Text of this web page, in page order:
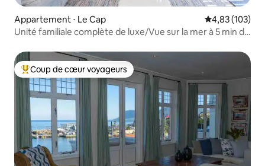
Appartement ⋅ Le Cap Évaluation
4,83 (103)
Unité familiale complète de luxe/Vue sur la mer à 5 min de
Coups de cœur voyageurs les plus appréciés
Coup de cœur voyageurs